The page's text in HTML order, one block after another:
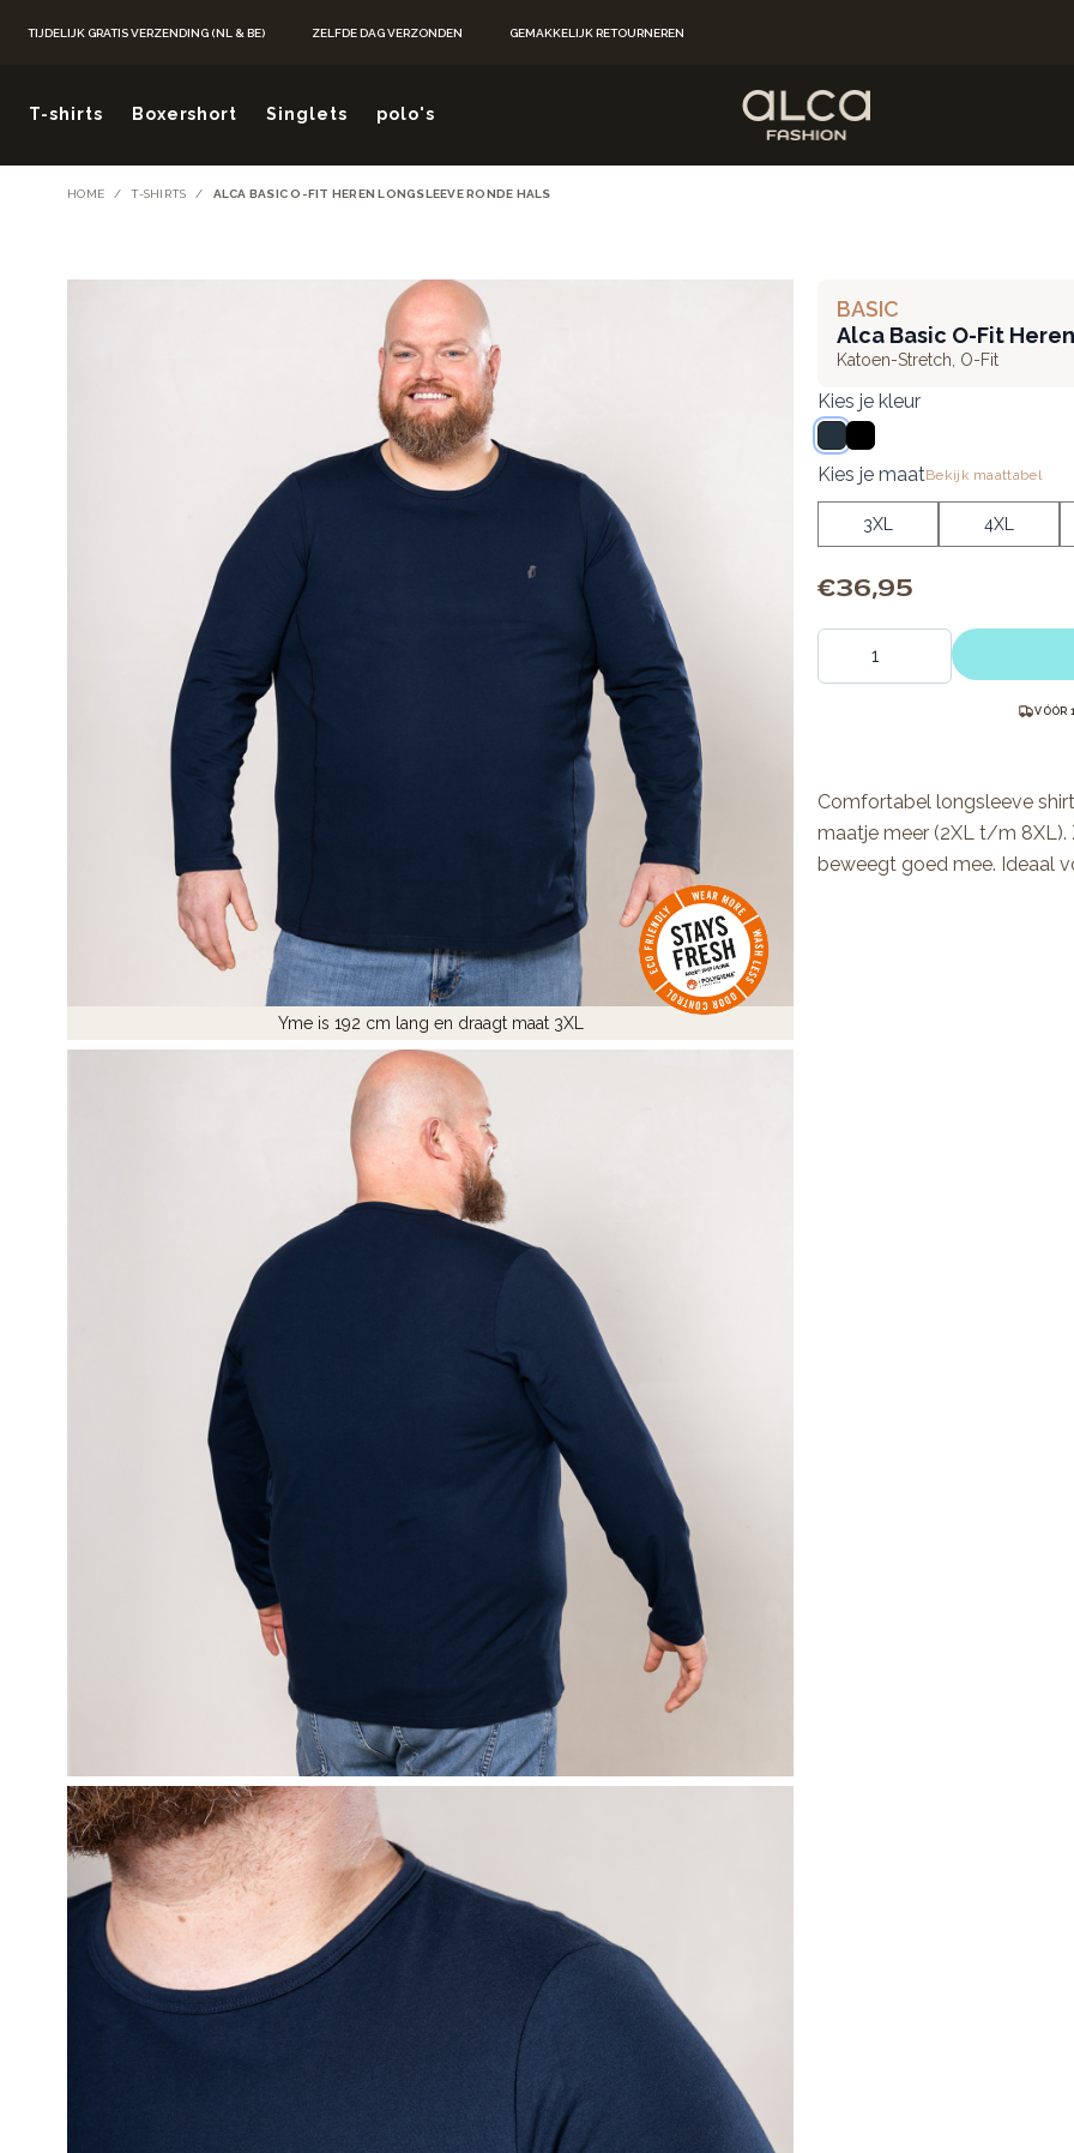
TIJDELIJK GRATIS VERZENDING (NL & BE) ZELFDE DAG VERZONDEN GEMAKKELIJK RETOURNEREN
T-shirts Boxershort Singlets polo's
HOME / T-SHIRTS / ALCA BASIC O-FIT HEREN LONGSLEEVE RONDE HALS
Yme is 192 cm lang en draagt maat 3XL
BASIC
Alca Basic O-Fit
Katoen-Stretch O-Fit
Kies je kleur
NavyZwart
Kies je maatBekijk maattabel
3XL 4XL
€ 36,95
Aantal
VÓÓR
Comfortabel longsleeve
maatje meer (2XL t/m
beweegt goed mee. Ideaal